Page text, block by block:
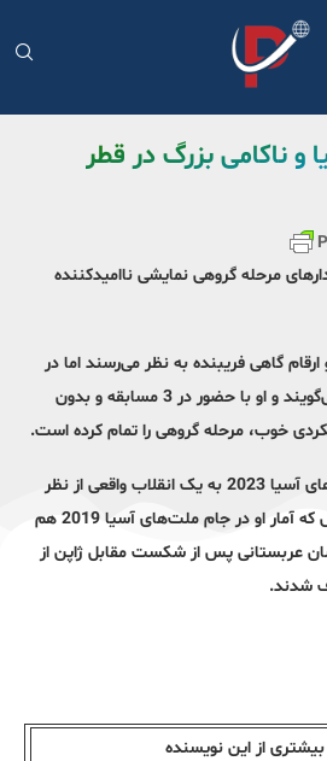
و ناکامی بزرگ در قطر
مرحله گروهی نمایشی ناامیدکننده
ارقام گاهی فریبنده به نظر می‌رسند اما در
مورد الدوسری هرگز دروغ نمی‌گویند و او با حضور در 3 مسابقه و بدون
خوب، مرحله گروهی را تمام کرده است.
سالم الدوسری در جام ملت‌های آسیا 2023 به یک انقلاب واقعی از نظر
عملکردی نیاز دارد، به‌خصوص که آمار او در جام ملت‌های آسیا 2019 هم
عربستانی پس از شکست مقابل ژاپن از
شدند.
از این نویسندە